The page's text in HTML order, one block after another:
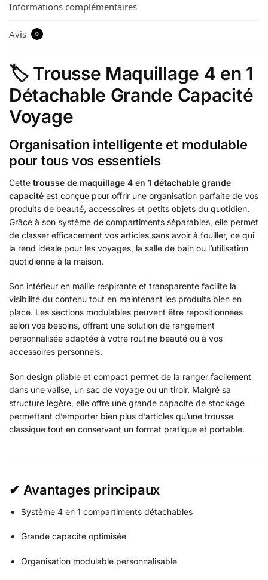
Informations complémentaires
Avis 0
🏷 Trousse Maquillage 4 en 1
Détachable Grande Capacité
Voyage
Organisation intelligente et modulable
pour tous vos essentiels
Cette trousse de maquillage 4 en 1 détachable grande
capacité est conçue pour offrir une organisation parfaite de vos
produits de beauté, accessoires et petits objets du quotidien.
Grâce à son système de compartiments séparables, elle permet
de classer efficacement vos articles sans avoir à fouiller, ce qui
la rend idéale pour les voyages, la salle de bain ou l’utilisation
quotidienne à la maison.
Son intérieur en maille respirante et transparente facilite la
visibilité du contenu tout en maintenant les produits bien en
place. Les sections modulables peuvent être repositionnées
selon vos besoins, offrant une solution de rangement
personnalisée adaptée à votre routine beauté ou à vos
accessoires personnels.
Son design pliable et compact permet de la ranger facilement
dans une valise, un sac de voyage ou un tiroir. Malgré sa
structure légère, elle offre une grande capacité de stockage
permettant d’emporter bien plus d’articles qu’une trousse
classique tout en conservant un format pratique et portable.
✔ Avantages principaux
Système 4 en 1 compartiments détachables
Grande capacité optimisée
Organisation modulable personnalisable